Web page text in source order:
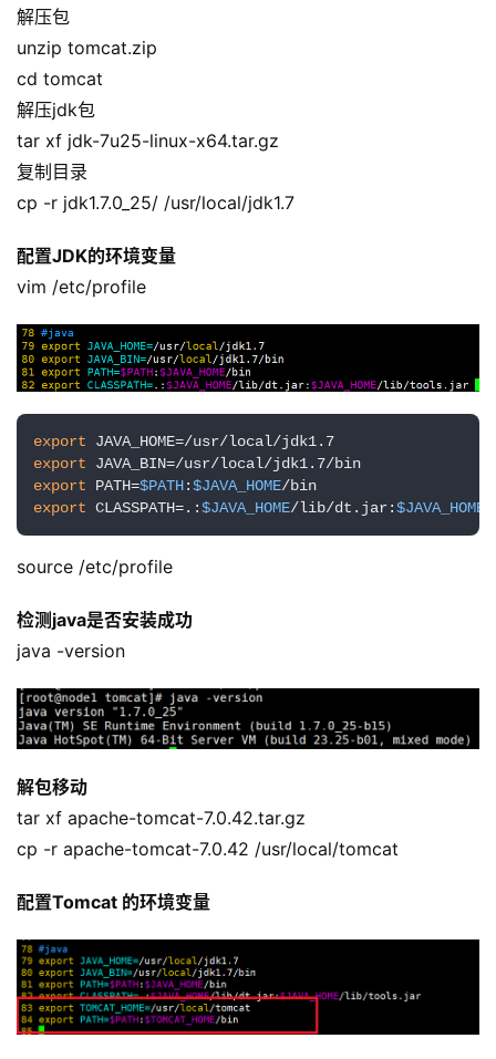
解压包
unzip tomcat.zip
cd tomcat
解压jdk包
tar xf jdk-7u25-linux-x64.tar.gz
复制目录
cp -r jdk1.7.0_25/ /usr/local/jdk1.7
配置JDK的环境变量
vim /etc/profile
export
export
export PATH=$PATH:$JAVA_HOME
export CLASSPATH=.:$JAVA_HOME/lib/dt.jar:$JAVA_HOME
source /etc/profile
检测java是否安装成功
java -version
解包移动
tar xf apache-tomcat-7.0.42.tar.gz
cp -r apache-tomcat-7.0.42 /usr/local/tomcat
配置Tomcat 的环境变量